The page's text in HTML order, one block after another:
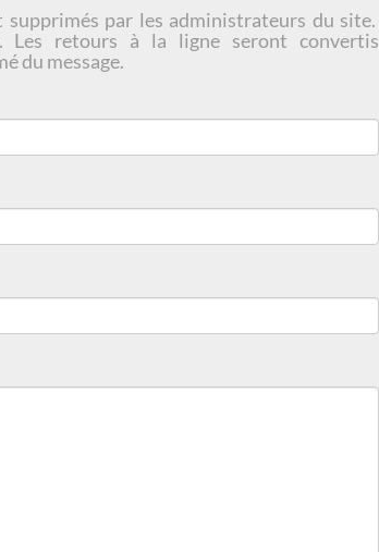
par les administrateurs du site.
Les retours à la ligne seront convertis
du message.